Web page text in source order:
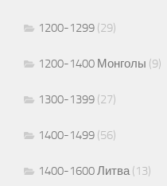
1200-1299 (29)
1200-1400 Монголы (9)
1300-1399 (27)
1400-1499 (56)
1400-1600 Литва(13)